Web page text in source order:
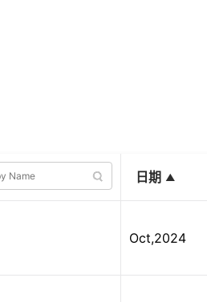
日期
Oct,2024